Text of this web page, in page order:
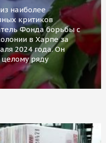
наиболее
критиков
Фонда борьбы с
в Харпе за
2024 года. Он
ряду